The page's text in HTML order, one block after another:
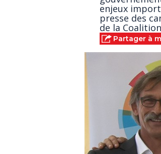
enjeux
presse des
de la
Partager à